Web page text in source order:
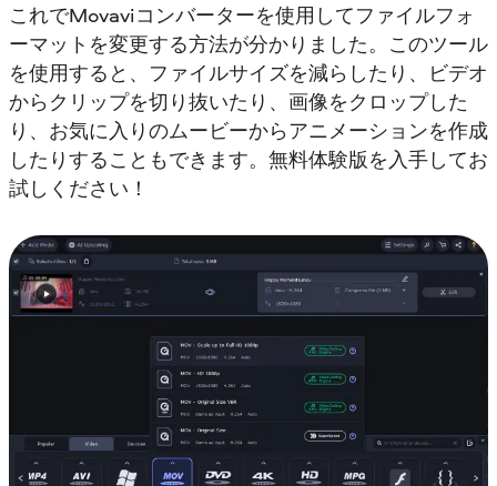
これでMovaviコンバーターを使用してファイルフォ
ーマットを変更する方法が分かりました。このツール
を使用すると、ファイルサイズを減らしたり、ビデオ
からクリップを切り抜いたり、画像をクロップした
り、お気に入りのムービーからアニメーションを作成
したりすることもできます。無料体験版を入手してお
試しください！